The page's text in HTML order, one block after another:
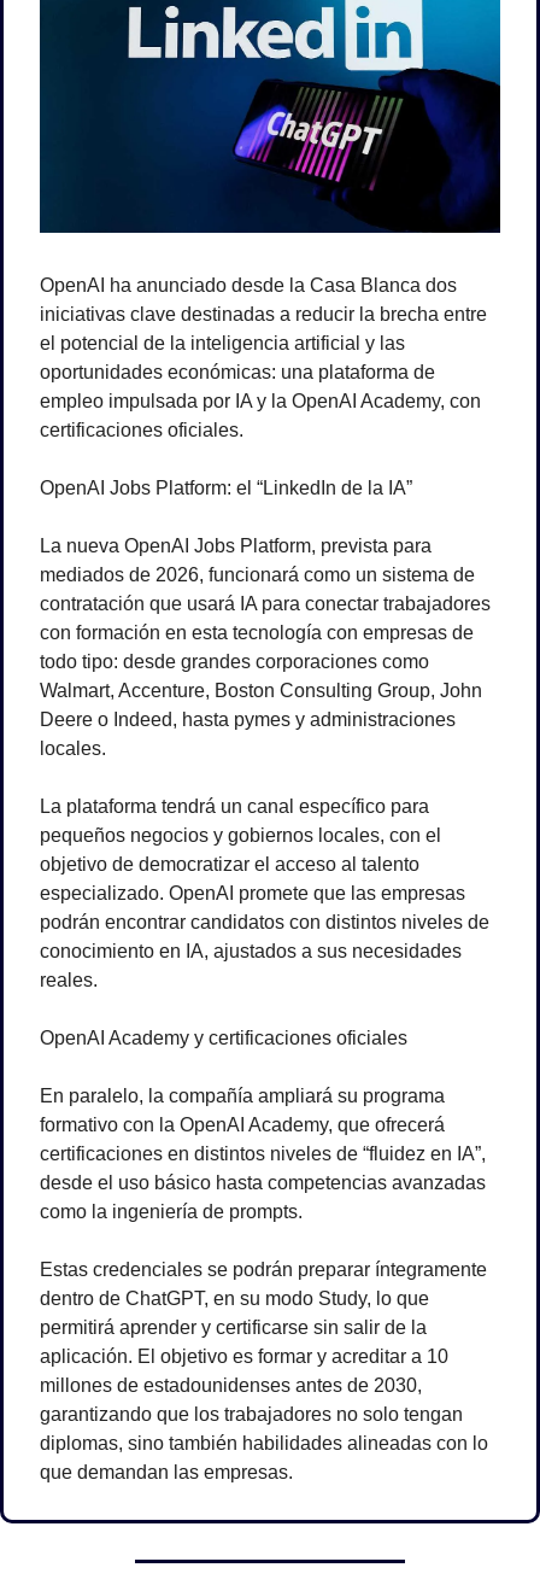
OpenAI ha anunciado desde la Casa Blanca dos
iniciativas clave destinadas a reducir la brecha entre
el potencial de la inteligencia artificial y las
oportunidades económicas: una plataforma de
empleo impulsada por IA y la OpenAI Academy, con
certificaciones oficiales.
OpenAI Jobs Platform: el “LinkedIn de la IA”
La nueva OpenAI Jobs Platform, prevista para
mediados de 2026, funcionará como un sistema de
contratación que usará IA para conectar trabajadores
con formación en esta tecnología con empresas de
todo tipo: desde grandes corporaciones como
Walmart, Accenture, Boston Consulting Group, John
Deere o Indeed, hasta pymes y administraciones
locales.
La plataforma tendrá un canal específico para
pequeños negocios y gobiernos locales, con el
objetivo de democratizar el acceso al talento
especializado. OpenAI promete que las empresas
podrán encontrar candidatos con distintos niveles de
conocimiento en IA, ajustados a sus necesidades
reales.
OpenAI Academy y certificaciones oficiales
En paralelo, la compañía ampliará su programa
formativo con la OpenAI Academy, que ofrecerá
certificaciones en distintos niveles de “fluidez en IA”,
desde el uso básico hasta competencias avanzadas
como la ingeniería de prompts.
Estas credenciales se podrán preparar íntegramente
dentro de ChatGPT, en su modo Study, lo que
permitirá aprender y certificarse sin salir de la
aplicación. El objetivo es formar y acreditar a 10
millones de estadounidenses antes de 2030,
garantizando que los trabajadores no solo tengan
diplomas, sino también habilidades alineadas con lo
que demandan las empresas.